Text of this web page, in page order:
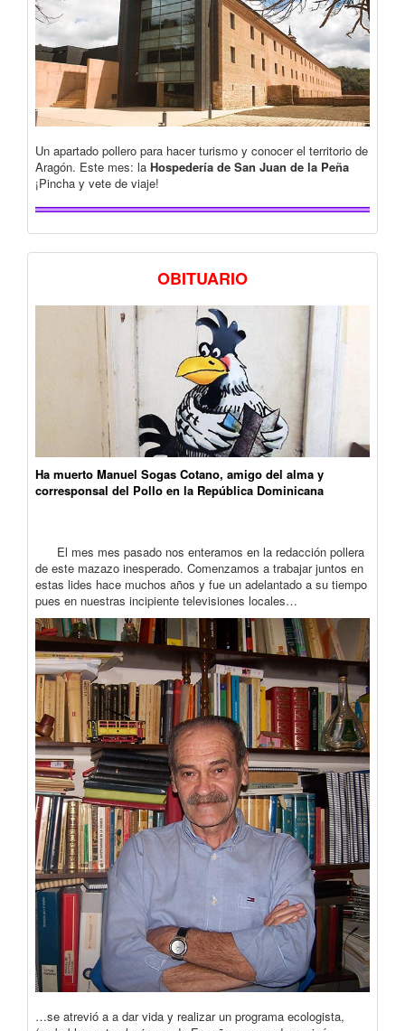
Un apartado pollero para hacer turismo y conocer el territorio de
Aragón. Este mes: la Hospedería de San Juan de la Peña
¡Pincha y vete de viaje!
OBITUARIO
Ha muerto Manuel Sogas Cotano, amigo del alma y
corresponsal del Pollo en la República Dominicana
El mes mes pasado nos enteramos en la redacción pollera
de este mazazo inesperado. Comenzamos a trabajar juntos en
estas lides hace muchos años y fue un adelantado a su tiempo
pues en nuestras incipiente televisiones locales…
…se atrevió a a dar vida y realizar un programa ecologista,